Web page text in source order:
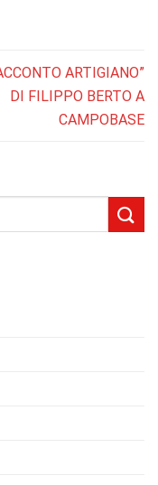
ARTIGIANO”
DI FILIPPO BERTO A
CAMPOBASE